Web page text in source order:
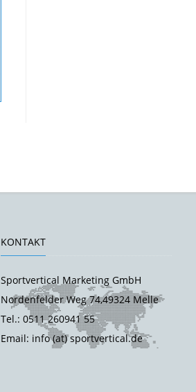
KONTAKT
Sportvertical Marketing GmbH
Nordenfelder Weg 74,49324 Melle
Tel.: 0511 260941 55
Email: info (at) sportvertical.de